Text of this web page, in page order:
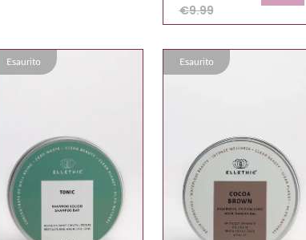
€9.99
Esaurito Esaurito